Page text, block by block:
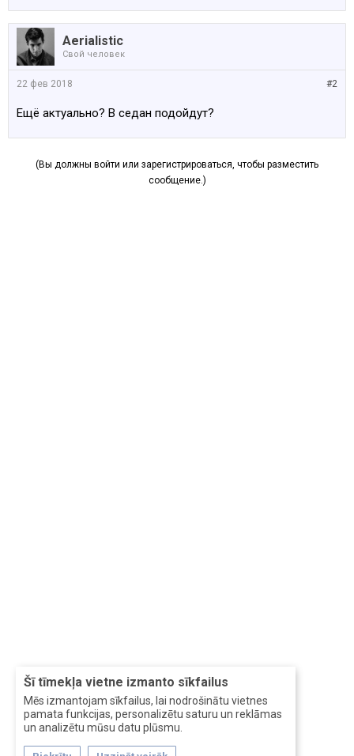
Šī tīmekļa vietne izmanto sīkfailus
Mēs izmantojam sīkfailus, lai nodrošinātu vietnes
pamata funkcijas, personalizētu saturu un reklāmas
un analizētu mūsu datu plūsmu.
Aerialistic
Свой человек
#2
22 фев 2018
Ещё актуально? В седан подойдут?
(Вы должны войти или зарегистрироваться, чтобы разместить
сообщение.)